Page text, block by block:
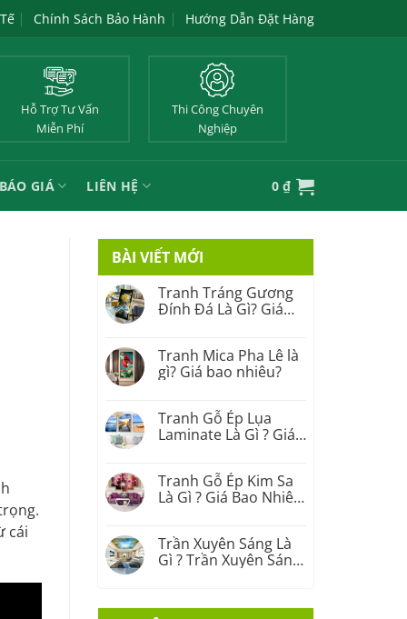
Chính Sách Bảo Hành Hướng Dẫn Đặt Hàng
Hỗ Trợ Tư Vấn
Miễn Phí
Thi Công Chuyên
Nghiệp
BÁO GIÁ LIÊN HỆ 0₫
cái
BÀI VIẾT MỚI
Tranh Tráng Gương
Đính Đá Là Gì? Giá
Tranh Mica Pha Lê là
gì? Giá bao nhiêu?
Tranh Gỗ Ép Lụa
Laminate Là Gì ? Giá
Tranh Gỗ Ép Kim Sa
Là Gì ? Giá Bao Nhiêu
Trần Xuyên Sáng Là
Gì ? Trần Xuyên Sáng